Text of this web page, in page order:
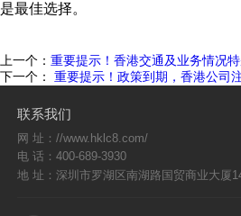
是最佳选择。
上一个： 重要提示！香港交通及业务情况特
下一个： 重要提示！政策到期，香港公司
联系我们
网 址：//www.hklc8.com/
电 话：400-689-3930
地 址：深圳市罗湖区南湖路国贸商业大厦